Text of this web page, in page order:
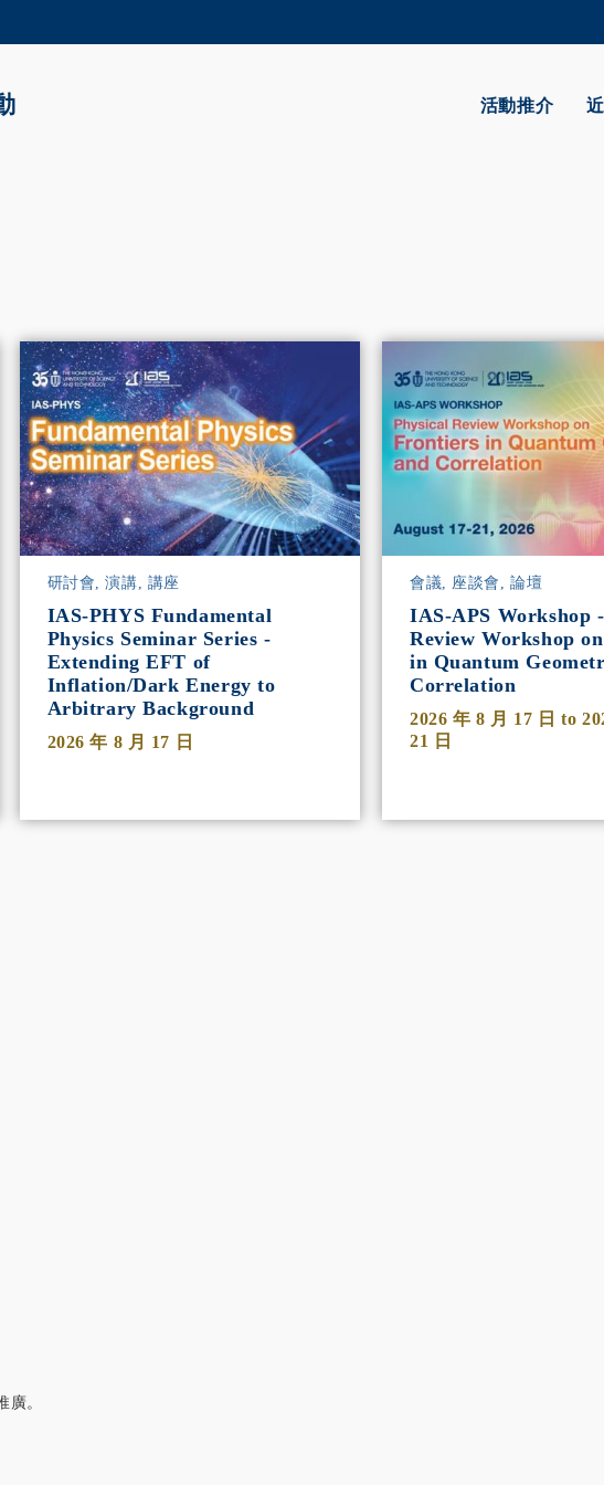
更多科大概覽
生活@科大
活動推介
研討會, 演講, 講座
IAS-PHYS Fundamental
Physics Seminar Series -
Extending EFT of
Inflation/Dark Energy to
Arbitrary Background
2026 年 8 月 17 日
會議, 座談會, 論壇
IAS-APS Workshop
Review Workshop
in Quantum
Correlation
2026 年 8 月 17 日 to
21 日
。